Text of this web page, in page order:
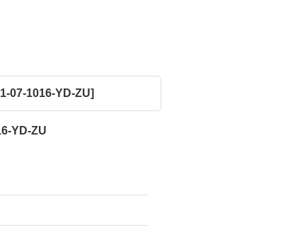
07-1016-YD-ZU]
YD-ZU